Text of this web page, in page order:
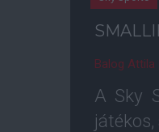
Balog Attila
A Sky